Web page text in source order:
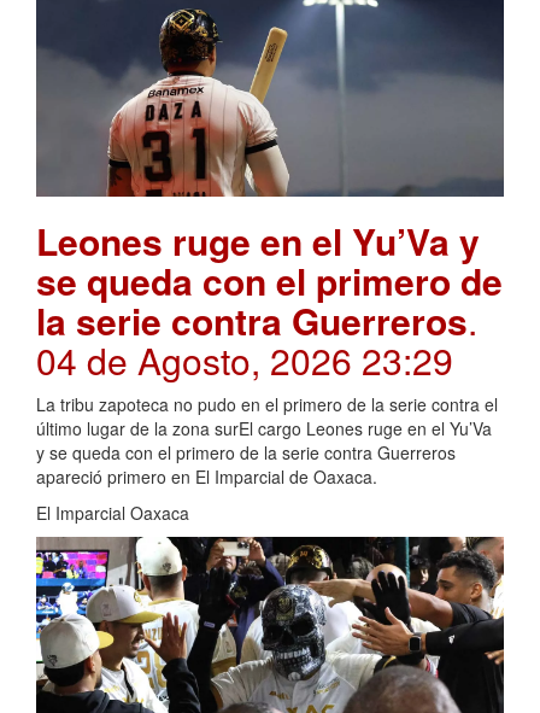
Leones ruge en el Yu’Va y
se queda con el primero de
la serie contra Guerreros.
04 de Agosto, 2026 23:29
La tribu zapoteca no pudo en el primero de la serie contra el
último lugar de la zona surEl cargo Leones ruge en el Yu’Va
y se queda con el primero de la serie contra Guerreros
apareció primero en El Imparcial de Oaxaca.
El Imparcial Oaxaca